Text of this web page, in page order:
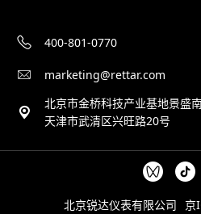
400-801-0770
marketing@rettar.com
北京市金桥科技产业基地景盛
天津市武清区兴旺路20号
北京锐达仪表有限公司 京